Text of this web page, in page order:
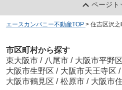
ページト
エースカンパニー不動産TOP > 住吉区沢之
市区町村から探す
東大阪市 / 八尾市 / 大阪市平野区
大阪市生野区 / 大阪市天王寺区 /
大阪市鶴見区 / 松原市 / 大阪市